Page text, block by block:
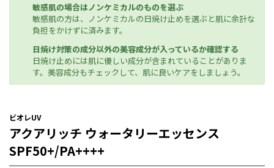
敏感肌の場合はノンケミカルのものを選ぶ
敏感肌の方は、ノンケミカルの日焼け止めを選ぶと肌に余計な
負担をかけずに済みます。
日焼け対策の成分以外の美容成分が入っているか確認する
日焼け止めには肌に優しい成分が含まれていることがありま
す。美容成分もチェックして、肌に良いケアをしましょう。
ビオレUV
アクアリッチ ウォータリーエッセンス
SPF50+/PA++++